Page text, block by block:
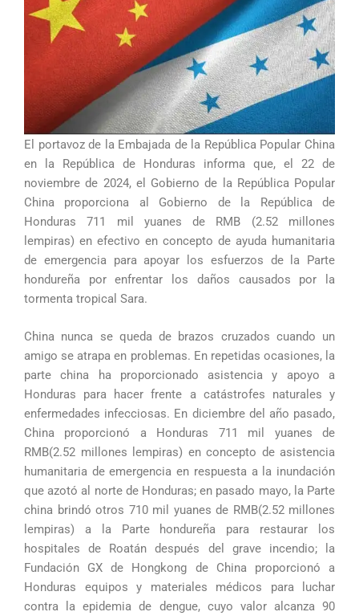
El portavoz de la Embajada de la República Popular China
en la República de Honduras informa que, el 22 de
noviembre de 2024, el Gobierno de la República Popular
China proporciona al Gobierno de la República de
Honduras 711 mil yuanes de RMB (2.52 millones
lempiras) en efectivo en concepto de ayuda humanitaria
de emergencia para apoyar los esfuerzos de la Parte
hondureña por enfrentar los daños causados por la
tormenta tropical Sara.
China nunca se queda de brazos cruzados cuando un
amigo se atrapa en problemas. En repetidas ocasiones, la
parte china ha proporcionado asistencia y apoyo a
Honduras para hacer frente a catástrofes naturales y
enfermedades infecciosas. En diciembre del año pasado,
China proporcionó a Honduras 711 mil yuanes de
RMB(2.52 millones lempiras) en concepto de asistencia
humanitaria de emergencia en respuesta a la inundación
que azotó al norte de Honduras; en pasado mayo, la Parte
china brindó otros 710 mil yuanes de RMB(2.52 millones
lempiras) a la Parte hondureña para restaurar los
hospitales de Roatán después del grave incendio; la
Fundación GX de Hongkong de China proporcionó a
Honduras equipos y materiales médicos para luchar
contra la epidemia de dengue, cuyo valor alcanza 90